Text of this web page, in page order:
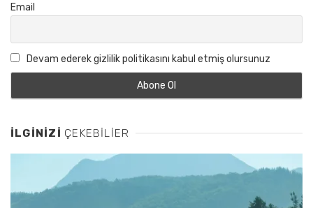
Email
Devam ederek gizlilik politikasını kabul etmiş olursunuz
İLGINIZI ÇEKEBILIER